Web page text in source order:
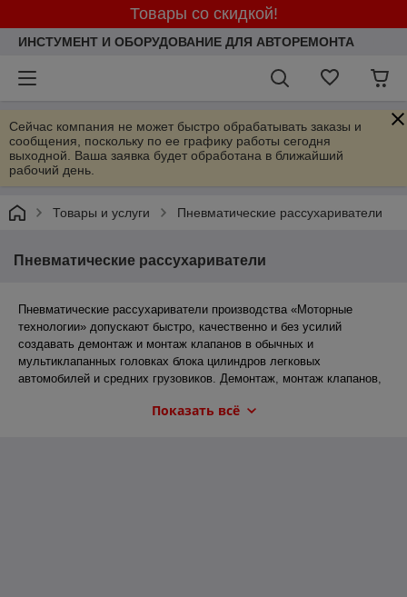
Товары со скидкой!
ИНСТУМЕНТ И ОБОРУДОВАНИЕ ДЛЯ АВТОРЕМОНТА
Сейчас компания не может быстро обрабатывать заказы и
сообщения, поскольку по ее графику работы сегодня
выходной. Ваша заявка будет обработана в ближайший
рабочий день.
Товары и услуги Пневматические рассухариватели
Пневматические рассухариватели
Пневматические рассухариватели производства «Моторные
технологии» допускают быстро, качественно и без усилий
создавать демонтаж и монтаж клапанов в обычных и
мультиклапанных головках блока цилиндров легковых
автомобилей и средних грузовиков. Демонтаж, монтаж клапанов,
ГБЦ. Рассухариватели значительно сводят к минимуму время
Показать всё